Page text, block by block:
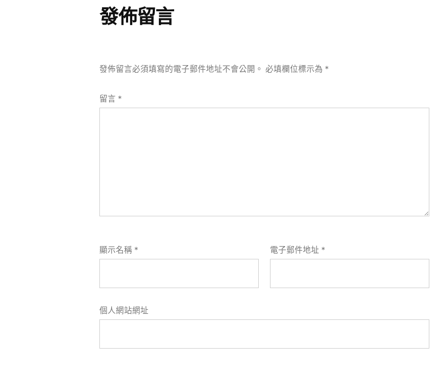
發佈留言
發佈留言必須填寫的電子郵件地址不會公開。 必填欄位標示為 *
留言 *
顯示名稱 * 電子郵件地址 *
個人網站網址